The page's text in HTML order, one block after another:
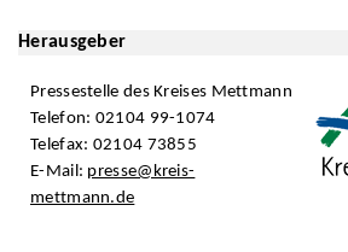
Herausgeber
Pressestelle des Kreises Mettmann
Telefon: 02104 99-1074
Telefax: 02104 73855
E-Mail: presse@kreis-
mettmann.de